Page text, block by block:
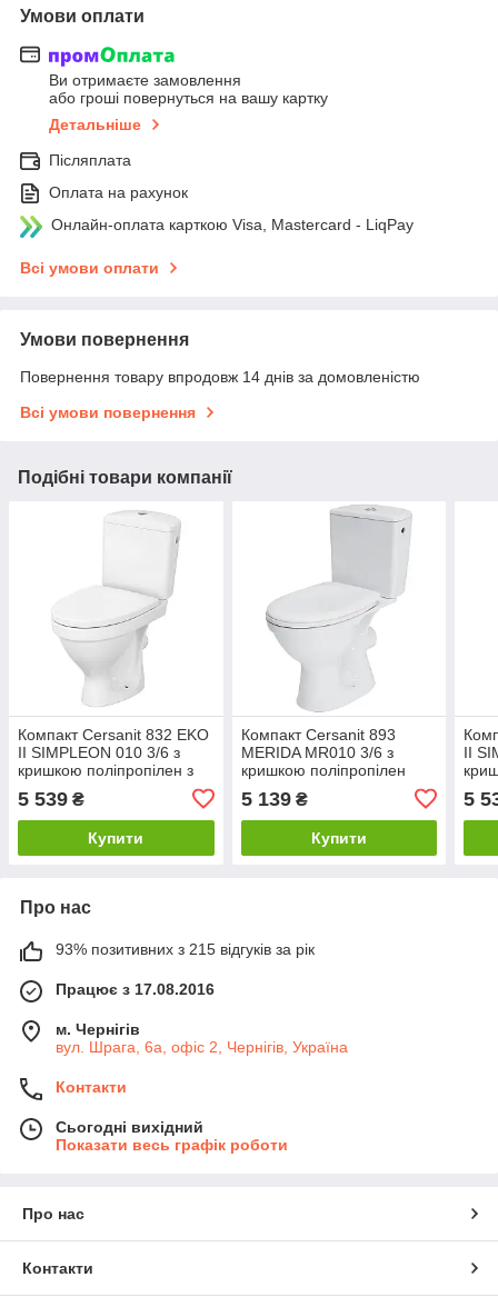
Умови оплати
Ви отримаєте замовлення
або гроші повернуться на вашу картку
Детальніше
Післяплата
Оплата на рахунок
Онлайн-оплата карткою Visa, Mastercard - LiqPay
Всі умови оплати
Умови повернення
Повернення товару впродовж 14 днів за домовленістю
Всі умови повернення
Подібні товари компанії
Компакт Cersanit 832 ЕKO
II SIMPLEON 010 3/6 з
кришкою поліпропілен з
(UА)
5 539 ₴
Купити
Компакт Cersanit 893
MERIDA МR010 3/6 з
кришкою поліпропілен
5 139₴
Купити
II
UА)
5
Про нас
93% позитивних з 215 відгуків за рік
Працює з 17.08.2016
м. Чернігів
вул. Шрага, 6а, офіс 2, Чернігів, Україна
Контакти
Сьогодні вихідний
Показати весь графік роботи
Про нас
Контакти